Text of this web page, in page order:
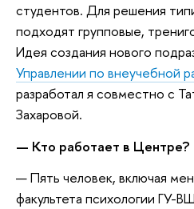
студентов. Для решения
подходят групповые,
Идея создания нового
Управлении по внеучебной
разработал я совместно с
Захаровой.
— Кто работает в Центре?
— Пять человек, включая
факультета психологии ГУ-